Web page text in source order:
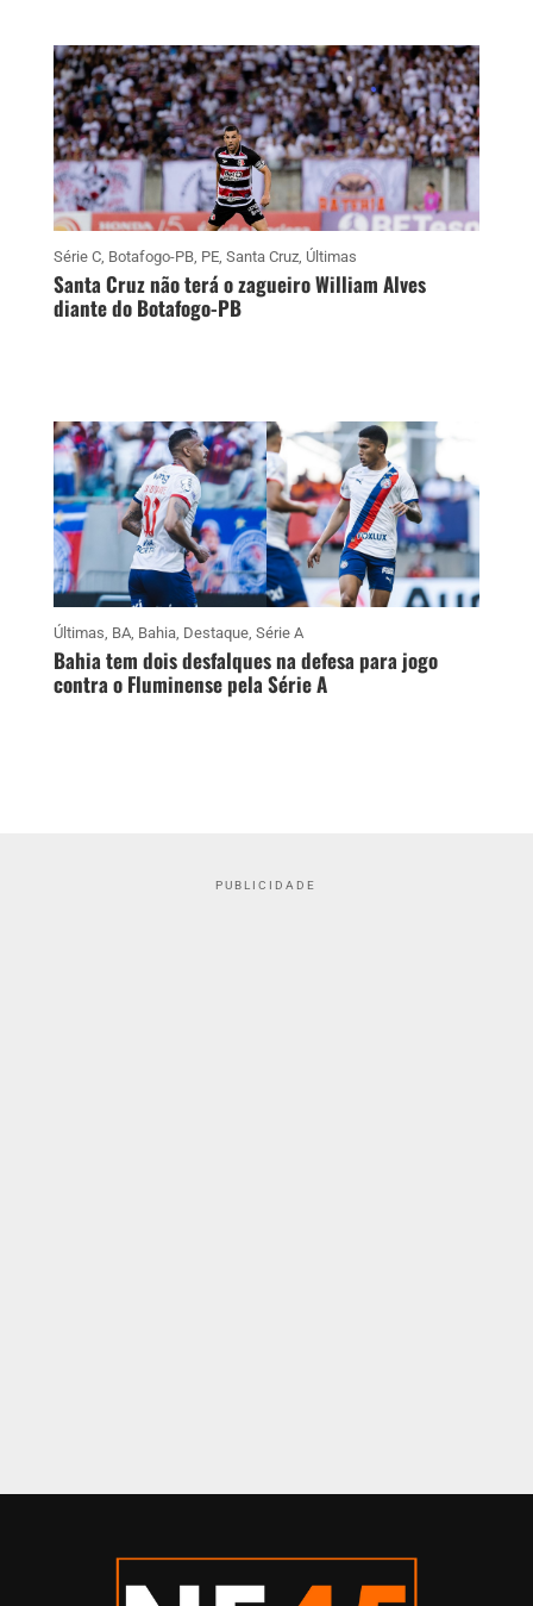
Série C, Botafogo-PB, PE, Santa Cruz, Últimas
Santa Cruz não terá o zagueiro William Alves
diante do Botafogo-PB
Últimas, BA, Bahia, Destaque, Série A
Bahia tem dois desfalques na defesa para jogo
contra o Fluminense pela Série A
PUBLICIDADE